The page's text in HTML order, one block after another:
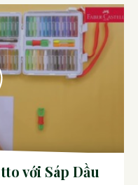
với Sáp Dầu